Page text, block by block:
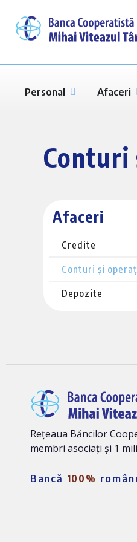
Personal Afaceri
Afaceri
Credite
Conturi și
Depozite
Rețeaua Băncilor
membri asociați și 1
Bancă 100%